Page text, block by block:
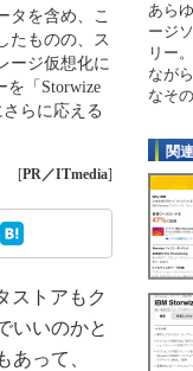
タを含め、こ
たものの、ス
ージ仮想化に
「Storwize
らに応える
[PR／ITmedia]
ストアもク
いいのかと
って、
あら
ージ
リー
なが
なそ
関